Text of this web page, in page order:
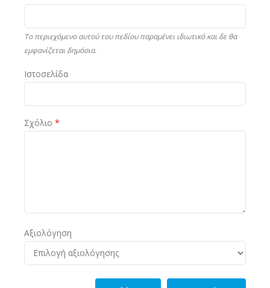
Το περιεχόμενο αυτού του πεδίου παραμένει ιδιωτικό και δε θα
εμφανίζεται δημόσια.
Ιστοσελίδα
Σχόλιο *
Αξιολόγηση